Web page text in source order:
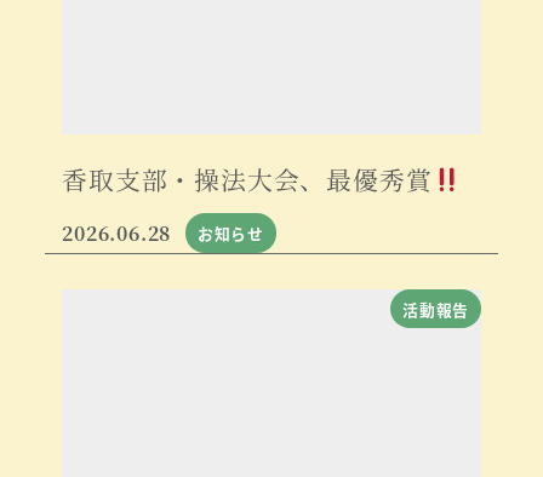
香取支部・操法大会、最優秀賞
2026.06.28 お知らせ
活動報告